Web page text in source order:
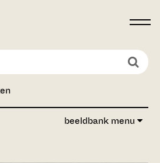
beeldbank menu